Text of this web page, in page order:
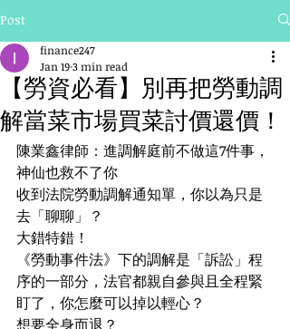
Post
【勞資必看】別再把勞動調
解當菜市場買菜討價還價！
finance247
Jan 193 min read
陳業鑫律師：進調解庭前不做這7件事，
神仙也救不了你
收到法院勞動調解通知單，你以為只是
去「聊聊」？
大錯特錯！
《勞動事件法》下的調解是「訴訟」程
序的一部分，法官都親自參與且全程緊
盯了，你怎麼可以掉以輕心？
想要全身而退？